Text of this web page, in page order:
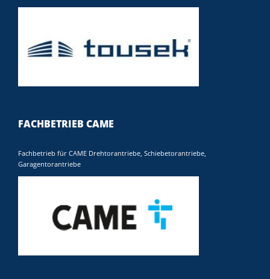
FACHBETRIEB CAME
Fachbetrieb für CAME Drehtorantriebe, Schiebetorantriebe,
Garagentorantriebe